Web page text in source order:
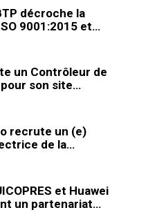
décroche la
9001:2015 et…
un Contrôleur de
son site…
recrute un (e)
de la…
et Huawei
un partenariat…